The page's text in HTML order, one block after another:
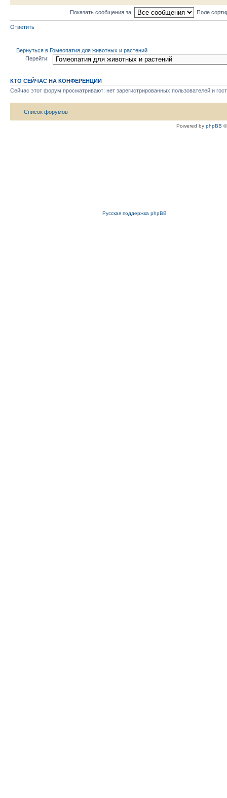
Показать сообщения за: Поле
Ответить
Вернуться в Гомеопатия для животных и растений
Перейти:
КТО СЕЙЧАС НА КОНФЕРЕНЦИИ
Сейчас этот форум просматривают: нет зарегистрированных пользователей и
Список форумов
Powered by phpBB
Русская поддержка phpBB